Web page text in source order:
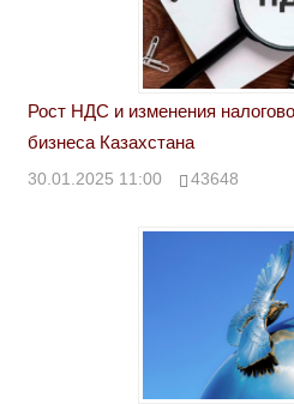
Рост НДС и изменения
бизнеса Казахстана
30.01.2025 11:00 43648